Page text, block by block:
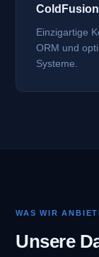
Einzigartige
ORM und
Systeme.
WAS WIR
Unsere